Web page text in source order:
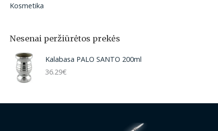
Kosmetika
Nesenai peržiūrėtos prekės
Kalabasa PALO SANTO 200ml
36.29€